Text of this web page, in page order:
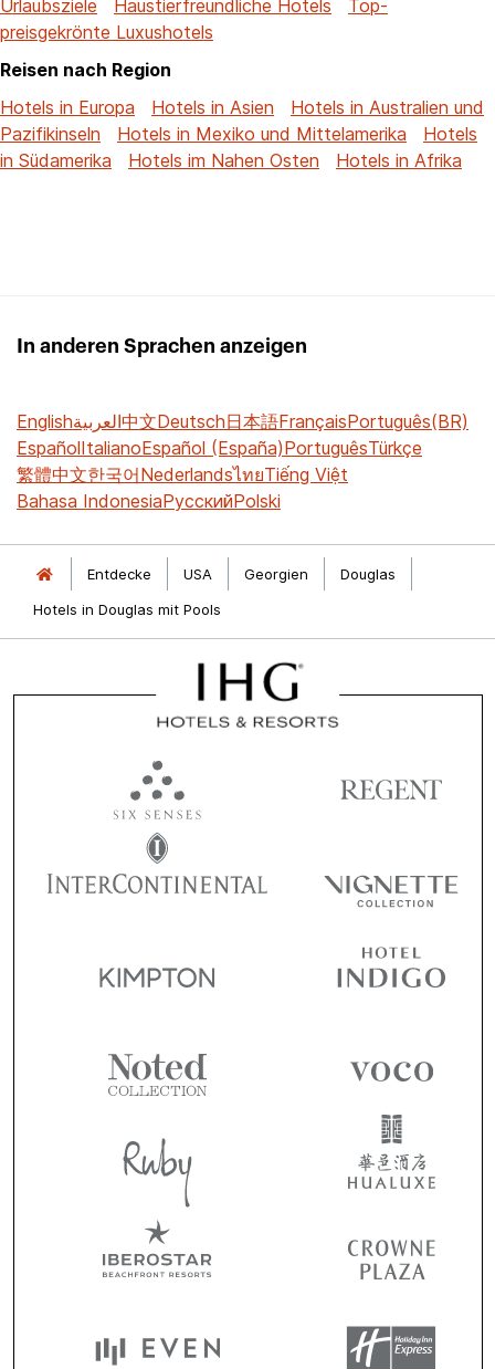
Urlaubsziele Haustierfreundliche Hotels
Top-
preisgekrönte Luxushotels
Reisen nach Region
Hotels in Europa
Hotels in Asien
Hotels in Australien und
Pazifikinseln
Hotels in Mexiko und Mittelamerika
Hotels
in Südamerika
Hotels im Nahen Osten Hotels in Afrika
In anderen Sprachen anzeigen
Englishالعربية中文Deutsch日本語FrançaisPortuguês(BR)
EspañolItalianoEspañol (España)PortuguêsTürkçe
繁體中文한국어NederlandsไทยTiếng Việt
Bahasa IndonesiaРусскийPolski
Entdecke USA Georgien
Douglas
Hotels in Douglas mit Pools